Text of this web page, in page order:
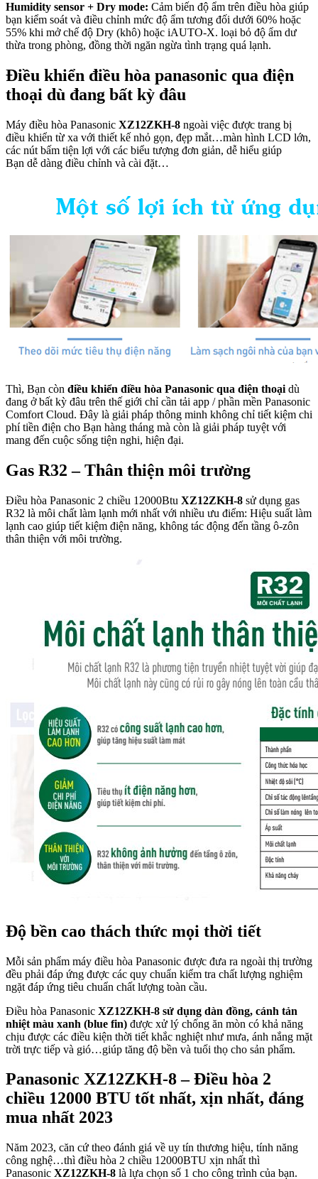
Humidity sensor + Dry mode: Cảm biến độ ẩm trên điều hòa giúp
bạn kiểm soát và điều chỉnh mức độ ẩm tương đối dưới 60% hoặc
55% khi mở chế độ Dry (khô) hoặc iAUTO-X. loại bỏ độ ẩm dư
thừa trong phòng, đồng thời ngăn ngừa tình trạng quá lạnh.
Điều khiển điều hòa panasonic qua điện
thoại dù đang bất kỳ đâu
Máy điều hòa Panasonic XZ12ZKH-8 ngoài việc được trang bị
điều khiển từ xa với thiết kế nhỏ gọn, đẹp mắt…màn hình LCD lớn,
các nút bấm tiện lợi với các biểu tượng đơn giản, dễ hiểu giúp
Bạn dễ dàng điều chỉnh và cài đặt…
Thì, Bạn còn điều khiển điều hòa Panasonic qua điện thoại dù
đang ở bất kỳ đâu trên thế giới chỉ cần tải app / phần mền Panasonic
Comfort Cloud. Đây là giải pháp thông minh không chỉ tiết kiệm chi
phí tiền điện cho Bạn hàng tháng mà còn là giải pháp tuyệt với
mang đến cuộc sống tiện nghi, hiện đại.
Gas R32 – Thân thiện môi trường
Điều hòa Panasonic 2 chiều 12000Btu XZ12ZKH-8 sử dụng gas
R32 là môi chất làm lạnh mới nhất với nhiều ưu điểm: Hiệu suất làm
lạnh cao giúp tiết kiệm điện năng, không tác động đến tầng ô-zôn
thân thiện với môi trường.
Độ bền cao thách thức mọi thời tiết
Mỗi sản phẩm máy điều hòa Panasonic được đưa ra ngoài thị trường
đều phải đáp ứng được các quy chuẩn kiểm tra chất lượng nghiệm
ngặt đáp ứng tiêu chuẩn chất lượng toàn cầu.
Điều hòa Panasonic XZ12ZKH-8 sử dụng dàn đồng, cánh tản
nhiệt màu xanh (blue fin) được xử lý chống ăn mòn có khả năng
chịu được các điều kiện thời tiết khắc nghiệt như mưa, ánh nắng mặt
trời trực tiếp và gió…giúp tăng độ bền và tuổi thọ cho sản phẩm.
Panasonic XZ12ZKH-8– Điều hòa 2
chiều 12000 BTU tốt nhất, xịn nhất, đáng
mua nhất 2023
Năm 2023, căn cứ theo đánh giá về uy tín thương hiệu, tính năng
công nghệ…thì điều hòa 2 chiều 12000BTU xịn nhất thì
Panasonic XZ12ZKH-8 là lựa chọn số 1 cho công trình của bạn.